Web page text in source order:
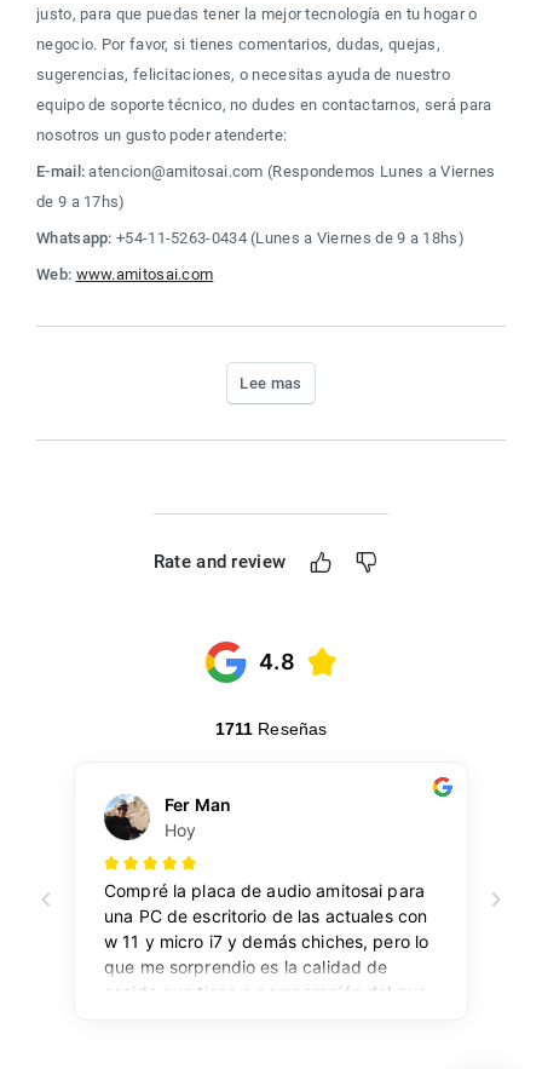
justo, para que puedas tener la mejor tecnología en tu hogar o
negocio. Por favor, si tienes comentarios, dudas, quejas,
sugerencias, felicitaciones, o necesitas ayuda de nuestro
equipo de soporte técnico, no dudes en contactarnos, será para
nosotros un gusto poder atenderte:
E-mail: atencion@amitosai.com (Respondemos Lunes a Viernes
de 9 a 17hs)
Whatsapp: +54-11-5263-0434 (Lunes a Viernes de 9 a 18hs)
Web: www.amitosai.com
Lee mas
Rate and review